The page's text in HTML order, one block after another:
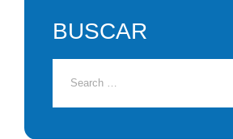
EN
PROCESOS
BUSCAR